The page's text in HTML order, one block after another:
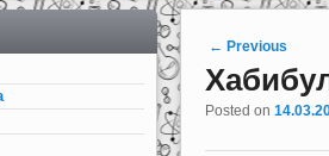
Post navigation
← Previous
Posted on